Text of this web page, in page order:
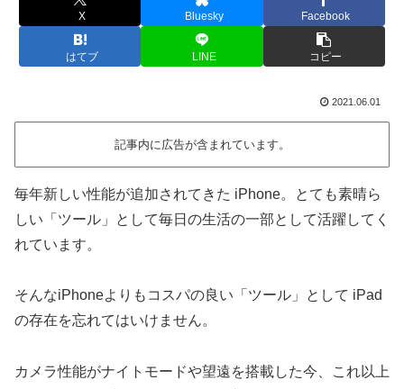
X Bluesky Facebook
はてブ LINE コピー
2021.06.01
記事内に広告が含まれています。
毎年新しい性能が追加されてきた iPhone。とても素晴ら
しい「ツール」として毎日の生活の一部として活躍してく
れています。
そんなiPhoneよりもコスパの良い「ツール」として iPad
の存在を忘れてはいけません。
カメラ性能がナイトモードや望遠を搭載した今、これ以上